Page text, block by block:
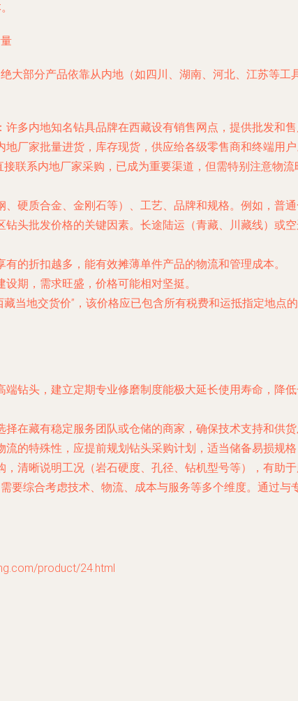
大部分产品依靠从内地（如四川、湖南、河北、江苏等工
：许多内地知名钻具品牌在西藏设有销售网点，提供批发和售
地厂家批量进货，库存现货，供应给各级零售商和终端用户
接联系内地厂家采购，已成为重要渠道，但需特别注意物流
、硬质合金、金刚石等）、工艺、品牌和规格。例如，普
钻头批发价格的关键因素。长途陆运（青藏、川藏线）或
有的折扣越多，能有效摊薄单件产品的物流和管理成本。
设期，需求旺盛，价格可能相对坚挺。
藏当地交货价”，该价格应已包含所有税费和运抵指定地
端钻头，建立定期专业修磨制度能极大延长使用寿命，
择在藏有稳定服务团队或仓储的商家，确保技术支持和供
流的特殊性，应提前规划钻头采购计划，适当储备易损规
，清晰说明工况（岩石硬度、孔径、钻机型号等），有助
要综合考虑技术、物流、成本与服务等多个维度。通过
product/24.html